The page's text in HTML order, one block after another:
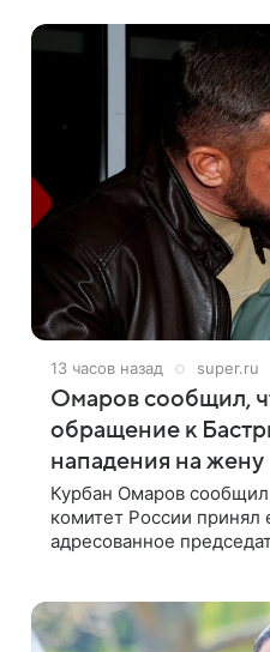
13 часов назад super.ru
Омаров сообщил,
обращение к
нападения на жену
Курбан Омаров
комитет России принял
адресованное
блоге. В